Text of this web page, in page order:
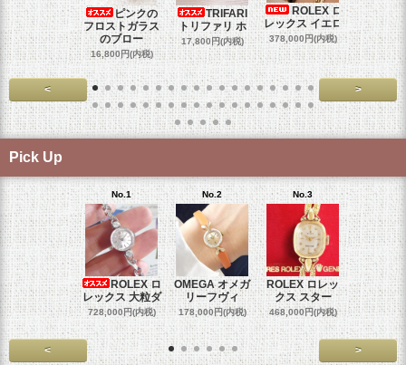
ピンクの
フロストガラス
のブロー
16,800円(内税)
TRIFARI
トリファリ ホ
17,800円(内税)
ROLEX ロ
レックス イエロ
378,000円(内税)
ジュリア
29,000円(
< >
Pick Up
No.1
ROLEX ロ
レックス 大粒ダ
728,000円(内税)
No.2
OMEGA オメガ
リーフヴィ
178,000円(内税)
No.3
ROLEX ロレッ
クス スター
468,000円(内税)
No.4
ROLEX
クス
458,000円
< >